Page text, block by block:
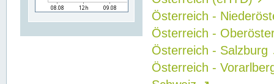
Österreich -
Österreich -
Österreich - Salzburg
Österreich -